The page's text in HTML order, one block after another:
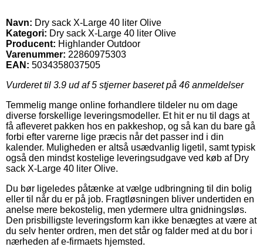
Navn: Dry sack X-Large 40 liter Olive
Kategori: Dry sack X-Large 40 liter Olive
Producent: Highlander Outdoor
Varenummer: 22860975303
EAN: 5034358037505
Vurderet til 3.9 ud af 5 stjerner baseret på 46 anmeldelser
Temmelig mange online forhandlere tildeler nu om dage
diverse forskellige leveringsmodeller. Et hit er nu til dags at
få afleveret pakken hos en pakkeshop, og så kan du bare gå
forbi efter varerne lige præcis når det passer ind i din
kalender. Muligheden er altså usædvanlig ligetil, samt typisk
også den mindst kostelige leveringsudgave ved køb af Dry
sack X-Large 40 liter Olive.
Du bør ligeledes påtænke at vælge udbringning til din bolig
eller til når du er på job. Fragtløsningen bliver undertiden en
anelse mere bekostelig, men ydermere ultra gnidningsløs.
Den prisbilligste leveringsform kan ikke benægtes at være at
du selv henter ordren, men det står og falder med at du bor i
nærheden af e-firmaets hjemsted.